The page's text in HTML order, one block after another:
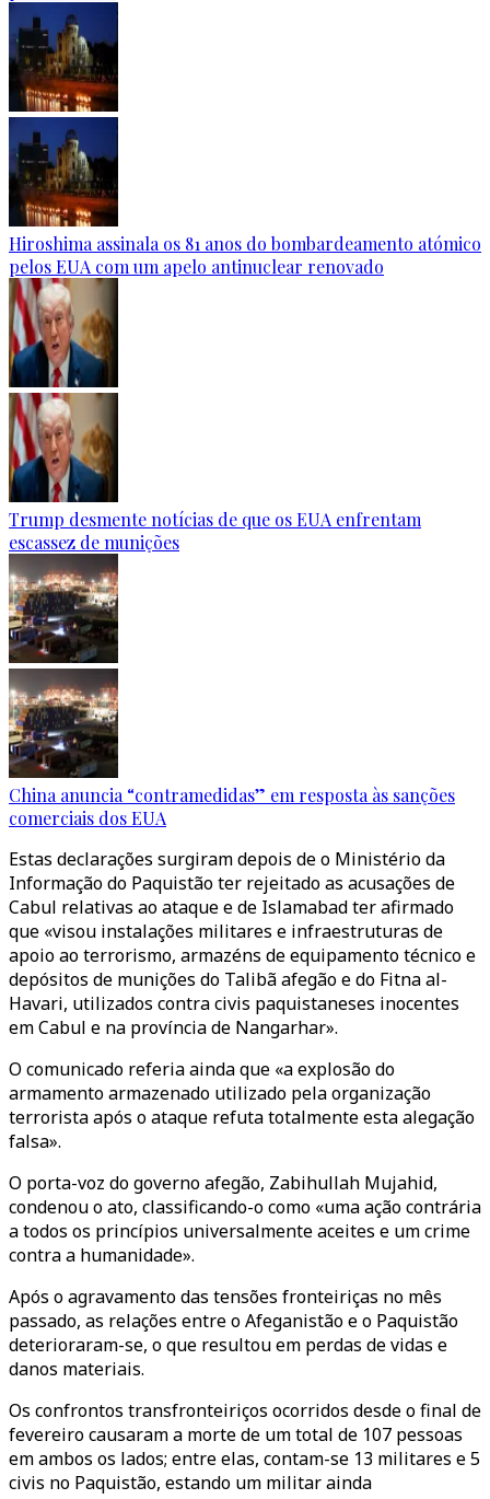
Hiroshima assinala os 81 anos do bombardeamento atómico
pelos EUA com um apelo antinuclear renovado
Trump desmente notícias de que os EUA enfrentam
escassez de munições
China anuncia “contramedidas” em resposta às sanções
comerciais dos EUA
Estas declarações surgiram depois de o Ministério da
Informação do Paquistão ter rejeitado as acusações de
Cabul relativas ao ataque e de Islamabad ter afirmado
que «visou instalações militares e infraestruturas de
apoio ao terrorismo, armazéns de equipamento técnico e
depósitos de munições do Talibã afegão e do Fitna al-
Havari, utilizados contra civis paquistaneses inocentes
em Cabul e na província de Nangarhar».
O comunicado referia ainda que «a explosão do
armamento armazenado utilizado pela organização
terrorista após o ataque refuta totalmente esta alegação
falsa».
O porta-voz do governo afegão, Zabihullah Mujahid,
condenou o ato, classificando-o como «uma ação contrária
a todos os princípios universalmente aceites e um crime
contra a humanidade».
Após o agravamento das tensões fronteiriças no mês
passado, as relações entre o Afeganistão e o Paquistão
deterioraram-se, o que resultou em perdas de vidas e
danos materiais.
Os confrontos transfronteiriços ocorridos desde o final de
fevereiro causaram a morte de um total de 107 pessoas
em ambos os lados; entre elas, contam-se 13 militares e 5
civis no Paquistão, estando um militar ainda